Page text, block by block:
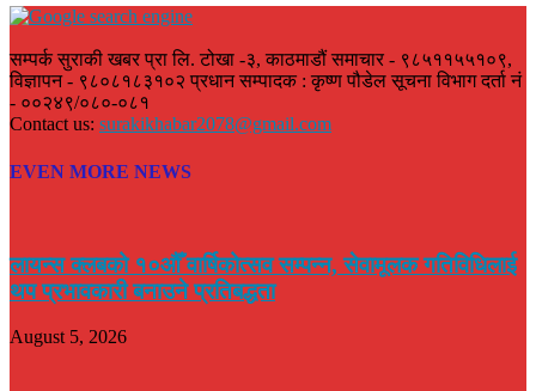
सम्पर्क सुराकी खबर प्रा लि. टोखा -३, काठमाडौं समाचार - ९८५११५५१०९,
विज्ञापन - ९८०८१८३१०२ प्रधान सम्पादक : कृष्ण पौडेल सूचना विभाग दर्ता नं
- ००२४९/०८०-०८१
Contact us: surakikhabar2078@gmail.com
EVEN MORE NEWS
लायन्स क्लबको १०औँ वार्षिकोत्सव सम्पन्न, सेवामूलक गतिविधिलाई
थप प्रभावकारी बनाउने प्रतिबद्धता
August 5, 2026